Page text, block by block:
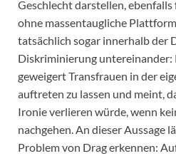
Geschlecht darstellen,
ohne massentaugliche
tatsächlich sogar innerhalb der
Diskriminierung untereinander:
geweigert Transfrauen in der
auftreten zu lassen und meint,
Ironie verlieren würde, wenn
nachgehen. An dieser Aussage
Problem von Drag erkennen: